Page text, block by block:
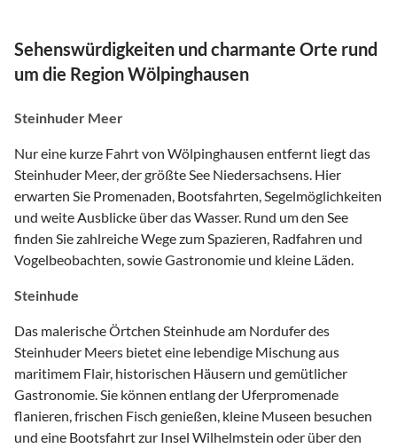
Sehenswürdigkeiten und charmante Orte rund
um die Region Wölpinghausen
Steinhuder Meer
Nur eine kurze Fahrt von Wölpinghausen entfernt liegt das
Steinhuder Meer, der größte See Niedersachsens. Hier
erwarten Sie Promenaden, Bootsfahrten, Segelmöglichkeiten
und weite Ausblicke über das Wasser. Rund um den See
finden Sie zahlreiche Wege zum Spazieren, Radfahren und
Vogelbeobachten, sowie Gastronomie und kleine Läden.
Steinhude
Das malerische Örtchen Steinhude am Nordufer des
Steinhuder Meers bietet eine lebendige Mischung aus
maritimem Flair, historischen Häusern und gemütlicher
Gastronomie. Sie können entlang der Uferpromenade
flanieren, frischen Fisch genießen, kleine Museen besuchen
und eine Bootsfahrt zur Insel Wilhelmstein oder über den